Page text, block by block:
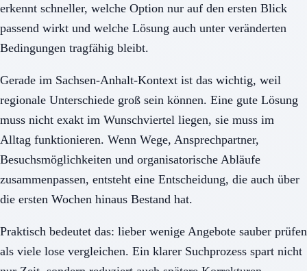
erkennt schneller, welche Option nur auf den ersten Blick
passend wirkt und welche Lösung auch unter veränderten
Bedingungen tragfähig bleibt.
Gerade im Sachsen-Anhalt-Kontext ist das wichtig, weil
regionale Unterschiede groß sein können. Eine gute Lösung
muss nicht exakt im Wunschviertel liegen, sie muss im
Alltag funktionieren. Wenn Wege, Ansprechpartner,
Besuchsmöglichkeiten und organisatorische Abläufe
zusammenpassen, entsteht eine Entscheidung, die auch über
die ersten Wochen hinaus Bestand hat.
Praktisch bedeutet das: lieber wenige Angebote sauber prüfen
als viele lose vergleichen. Ein klarer Suchprozess spart nicht